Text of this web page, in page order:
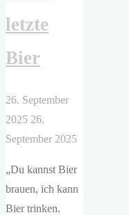
letzte
Bier
26. September
2025 26.
September 2025
„Du kannst Bier
brauen, ich kann
Bier trinken.